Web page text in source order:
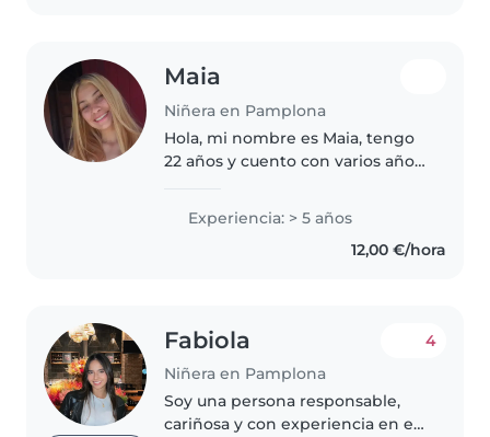
Maia
Niñera en Pamplona
Hola, mi nombre es Maia, tengo
22 años y cuento con varios años
desde los 16 años y, además,
tengo hermanas pequeñas a..
Experiencia: > 5 años
12,00 €/hora
Fabiola
Niñera en Pamplona
4
Soy una persona responsable,
cariñosa y con experiencia en el